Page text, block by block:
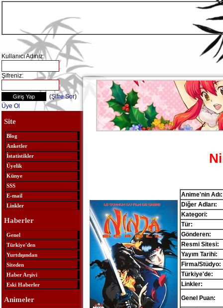
Kullanıcı Adınız:
Şifreniz:
(Şifre Sor)
Üye Ol
Site
Blog
Anketler
İstatistikler
Üyelik
Künye
SSS
E-mail
Linkler
Haberler
Genel
Türkiye'den
Yurtdışından
Siteden
Haber Arşivi
Eski Haberler
Animeler
Anime'nin Adı:
Diğer Adları:
Kategori:
Tür:
Gönderen:
Resmi Sitesi:
Yayım Tarihi:
Firma/Stüdyo:
Türkiye'de:
Linkler:
Genel Puan: